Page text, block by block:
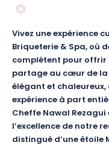
Vivez une expérience
Briqueterie & Spa, où
complètent pour offrir
partage au cœur de la
élégant et
expérience à part
Cheffe Nawal
l’excellence de notre
distingué d’une étoile